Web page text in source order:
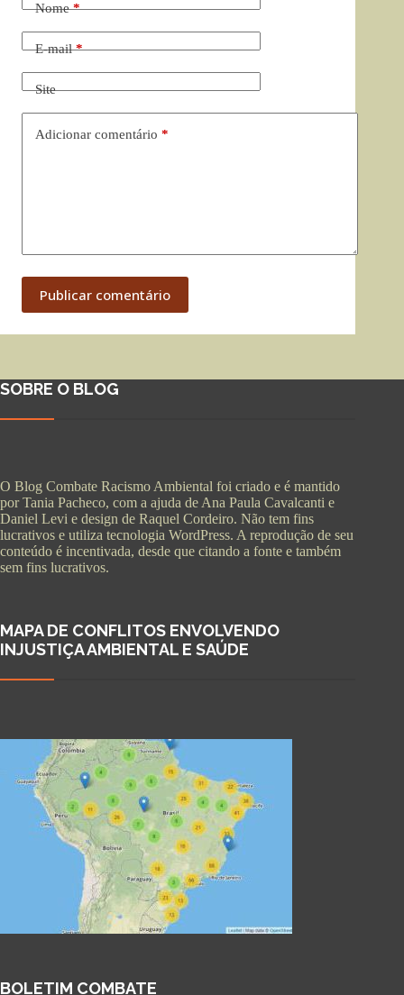
Nome*
E-mail*
Site
Adicionar comentário *
Publicar comentário
SOBRE O BLOG
O Blog Combate Racismo Ambiental foi criado e é mantido
por Tania Pacheco, com a ajuda de Ana Paula Cavalcanti e
Daniel Levi e design de Raquel Cordeiro. Não tem fins
lucrativos e utiliza tecnologia WordPress. A reprodução de seu
conteúdo é incentivada, desde que citando a fonte e também
sem fins lucrativos.
MAPA DE CONFLITOS ENVOLVENDO
INJUSTIÇA AMBIENTAL E SAÚDE
BOLETIM COMBATE